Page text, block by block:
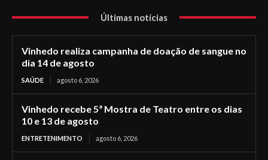
Últimas notícias
Vinhedo realiza campanha de doação de sangue no
dia 14 de agosto
SAÚDE agosto 6, 2026
Vinhedo recebe 5ª Mostra de Teatro entre os dias
10 e 13 de agosto
ENTRETENIMENTO agosto 6, 2026